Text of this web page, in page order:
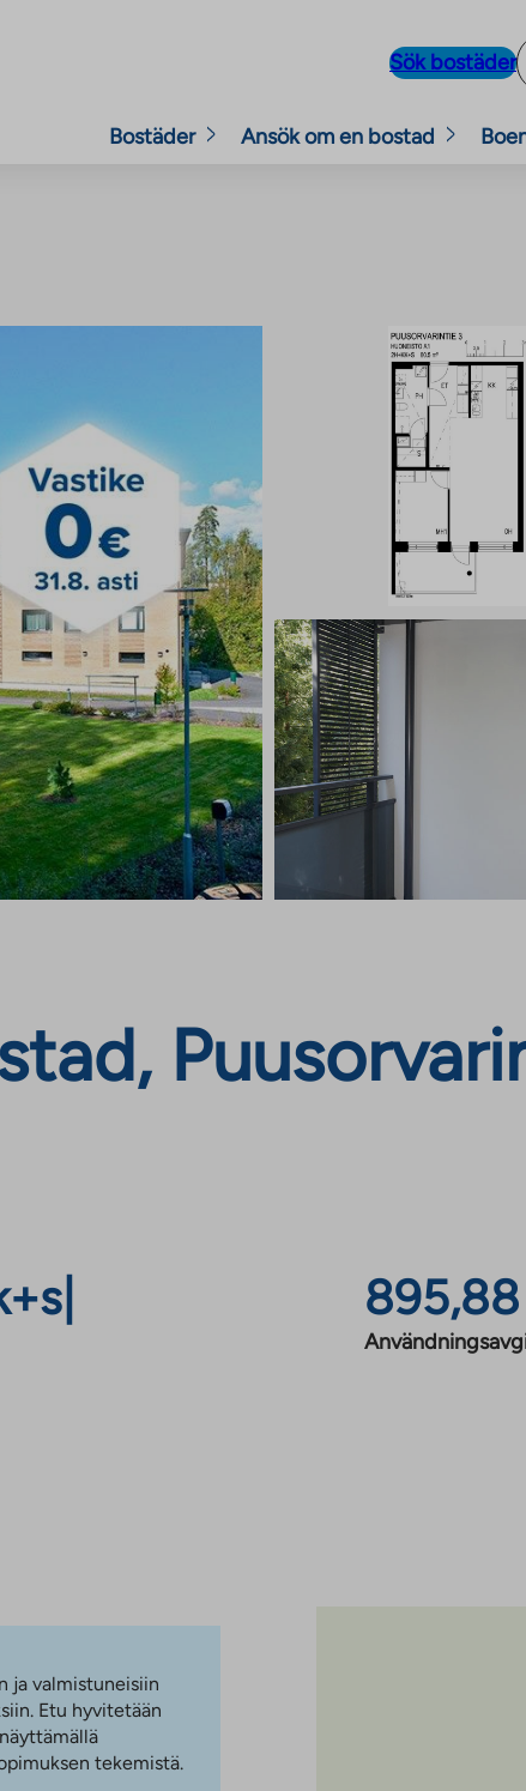
Sök bostäder
Bostäder Ansök om en bostad
ja valmistuneisiin
Etu hyvitetään
tekemistä.